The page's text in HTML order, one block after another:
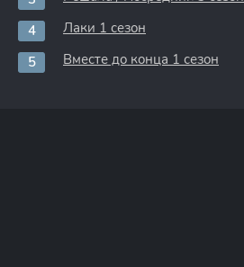
Лаки 1 сезон
Вместе до конца 1 сезон